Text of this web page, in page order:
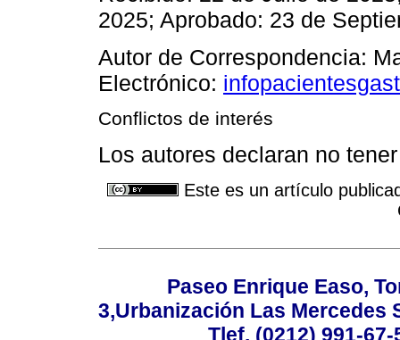
2025; Aprobado: 23 de
Autor de Correspondencia:
Electrónico:
Conflictos de interés
Los autores declaran no
Este es un artículo
Paseo Enrique Easo,
3,Urbanización Las Mercedes
Tlef. (0212) 991-